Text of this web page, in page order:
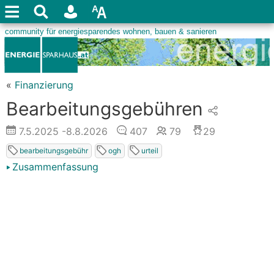
« Finanzierung
Bearbeitungsgebühren
7.5.2025 -8.8.2026 407 79 29
bearbeitungsgebühr ogh urteil
Zusammenfassung